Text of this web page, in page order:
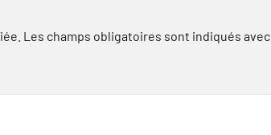
Les champs obligatoires sont indiqués avec